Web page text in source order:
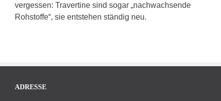
vergessen: Travertine sind sogar „nachwachsende
Rohstoffe“, sie entstehen ständig neu.
ADRESSE